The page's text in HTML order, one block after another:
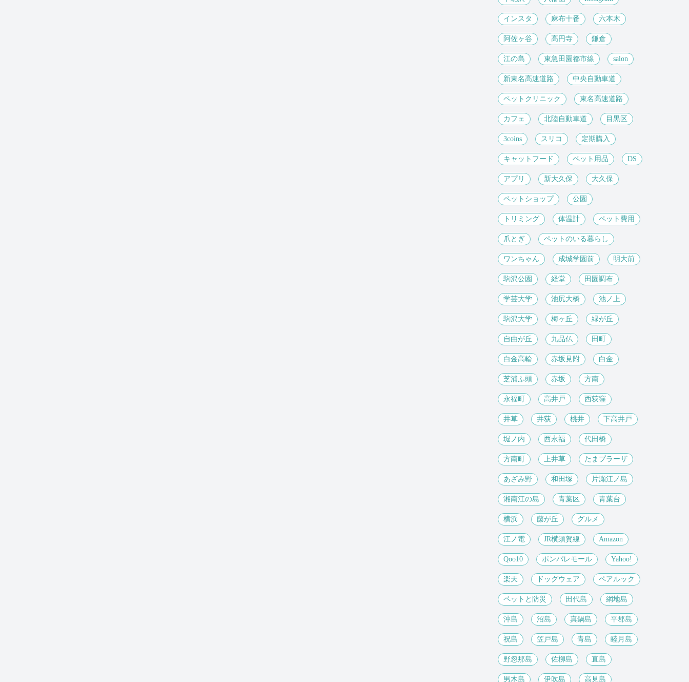
インスタ 麻布十番 六本木
阿佐ヶ谷 高円寺 鎌倉
江の島 東急田園都市線 salon
新東名高速道路 中央自動車道
ペットクリニック 東名高速道路
カフェ 北陸自動車道 目黒区
3coins スリコ 定期購入
キャットフード ペット用品 DS
アプリ 新大久保 大久保
ペットショップ 公園
トリミング 体温計 ペット費用
爪とぎ ペットのいる暮らし
ワンちゃん 成城学園前 明大前
駒沢公園 経堂 田園調布
学芸大学 池尻大橋 池ノ上
駒沢大学 梅ヶ丘 緑が丘
自由が丘 九品仏 田町
白金高輪 赤坂見附 白金
芝浦ふ頭 赤坂 方南
永福町 高井戸 西荻窪
井草 井荻 桃井 下高井戸
堀ノ内 西永福 代田橋
方南町 上井草 たまプラーザ
あざみ野 和田塚 片瀬江ノ島
湘南江の島 青葉区 青葉台
横浜 藤が丘 グルメ
江ノ電 JR横須賀線 Amazon
Qoo10 ポンパレモール Yahoo!
楽天 ドッグウェア ペアルック
ペットと防災 田代島 網地島
沖島 沼島 真鍋島 平郡島
祝島 笠戸島 青島 睦月島
野忽那島 佐柳島 直島
男木島 伊吹島 高見島